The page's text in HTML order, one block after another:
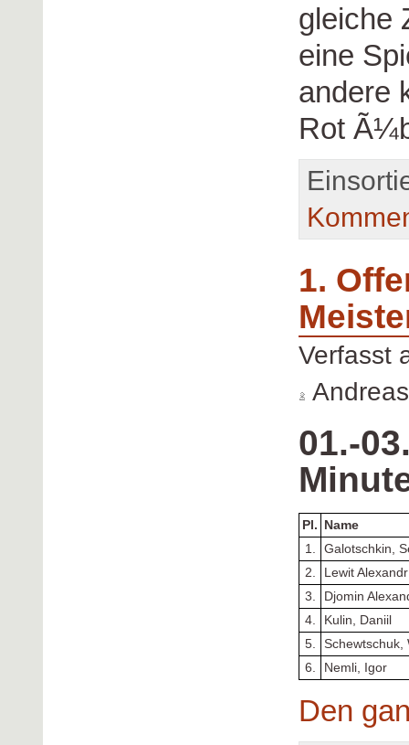
gleiche
eine
andere
Rot
1.
Verfasst
01.-
Pl.
Name
1.
Galotschkin,
2.
Lewit Alexandr
3.
Djomin
4.
Kulin, Daniil
5.
Schewtschuk,
6.
Nemli, Igor
Den